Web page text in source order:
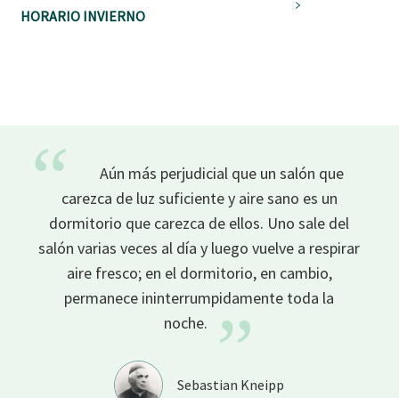
HORARIO INVIERNO
“
Aún más perjudicial que un salón que
carezca de luz suficiente y aire sano es un
dormitorio que carezca de ellos. Uno sale del
salón varias veces al día y luego vuelve a respirar
aire fresco; en el dormitorio, en cambio,
permanece ininterrumpidamente toda la
noche.
”
Sebastian Kneipp